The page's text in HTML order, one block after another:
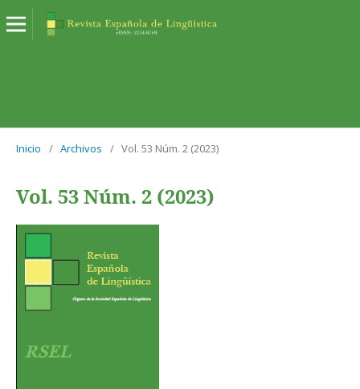
Inicio / Archivos / Vol. 53 Núm. 2 (2023)
Vol. 53 Núm. 2 (2023)